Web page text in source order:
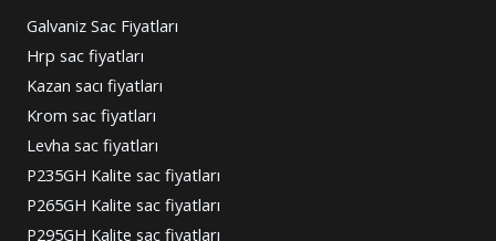
Galvaniz Sac Fiyatları
Hrp sac fiyatları
Kazan sacı fiyatları
Krom sac fiyatları
Levha sac fiyatları
P235GH Kalite sac fiyatları
P265GH Kalite sac fiyatları
P295GH Kalite sac fiyatları